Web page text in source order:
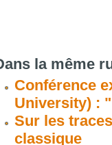
la même
Conférence
University) :
Sur les
classique